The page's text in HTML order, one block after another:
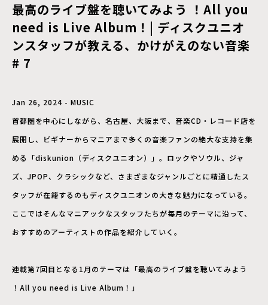
最高のライブ盤を聴いてみよう ！All you
need is Live Album！| ディスクユニオ
ンスタッフが教える、かけがえのない音楽
# 7
Jan 26, 2024 - MUSIC
首都圏を中心にしながら、名古屋、大阪まで、音楽CD・レコード店を
展開し、ビギナーからマニアまで多くの音楽ファンの絶大な支持を集
める「diskunion（ディスクユニオン）」。ロックやソウル、ジャ
ズ、JPOP、クラシックなど、さまざまなジャンルごとに精通したス
タッフが在籍するのもディスクユニオンの大きな魅力になっている。
ここではそんなマニアックなスタッフたちが毎月のテーマに沿って、
おすすめのアーティストの作品を紹介していく。
連載第7回目となる1月のテーマは「最高のライブ盤を聴いてみよう
！All you need is Live Album！」